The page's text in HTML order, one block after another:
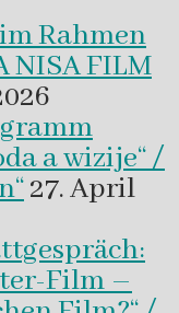
Rahmen
NISA FILM
a wizije“ /
27. April
Film –